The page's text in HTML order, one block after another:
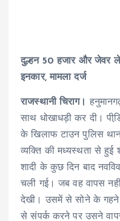
दुल्हन 50 हजार और जेवर
इनकार, मामला दर्ज
राजस्थानी चिराग।
साथ धोखाधड़ी कर दी।
के खिलाफ टाउन पुलिस
व्यक्ति की मध्यस्थता से हुई
शादी के कुछ दिन बाद
चली गई। जब वह वापस
देखी। उसमें से सोने के गहने
से संपर्क करने पर उसने